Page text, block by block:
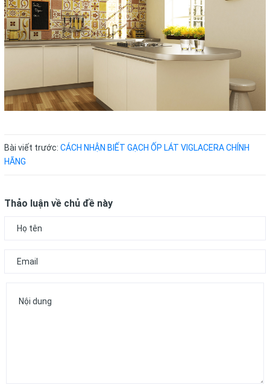
Bài viết trước: CÁCH NHẬN BIẾT GẠCH ỐP LÁT VIGLACERA CHÍNH
HÃNG
Thảo luận về chủ đề này